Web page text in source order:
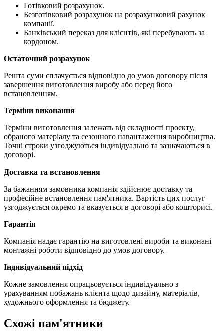
Готівковий розрахунок.
Безготівковий розрахунок на розрахунковий рахунок
компанії.
Банківський переказ для клієнтів, які перебувають за
кордоном.
Остаточний розрахунок
Решта суми сплачується відповідно до умов договору після
завершення виготовлення виробу або перед його
встановленням.
Терміни виконання
Терміни виготовлення залежать від складності проєкту,
обраного матеріалу та сезонного навантаження виробництва.
Точні строки узгоджуються індивідуально та зазначаються в
договорі.
Доставка та встановлення
За бажанням замовника компанія здійснює доставку та
професійне встановлення пам'ятника. Вартість цих послуг
узгоджується окремо та вказується в договорі або кошторисі.
Гарантія
Компанія надає гарантію на виготовлені вироби та виконані
монтажні роботи відповідно до умов договору.
Індивідуальний підхід
Кожне замовлення опрацьовується індивідуально з
урахуванням побажань клієнта щодо дизайну, матеріалів,
художнього оформлення та бюджету.
Схожі пам'ятники